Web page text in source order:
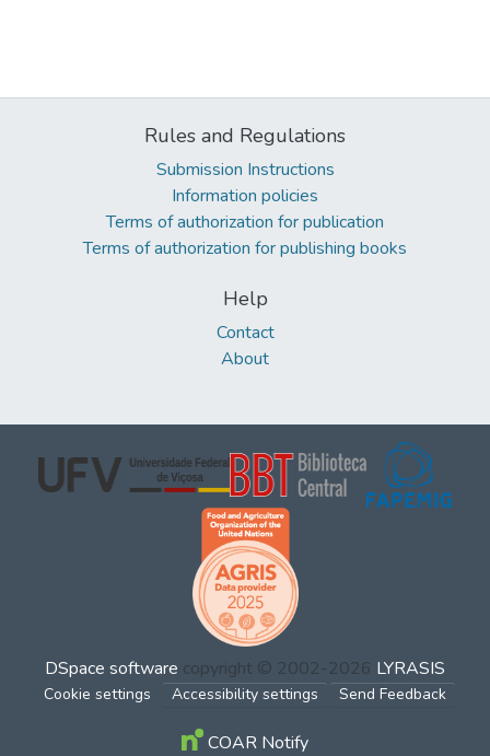
Rules and Regulations
Submission Instructions
Information policies
Terms of authorization for publication
Terms of authorization for publishing books
Help
Contact
About
DSpace software copyright © 2002-2026 LYRASIS
Cookie settings Accessibility settings Send Feedback
COAR Notify